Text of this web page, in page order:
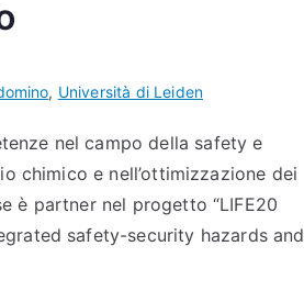
, Università di Leiden
nel campo della safety e
chimico e nell’ottimizzazione dei
è partner nel progetto “LIFE20
safety-security hazards and